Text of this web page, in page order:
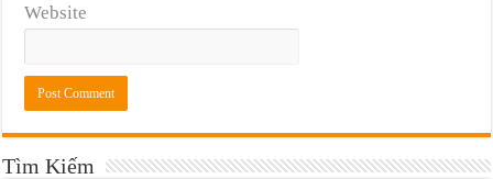
Website
Tìm Kiếm